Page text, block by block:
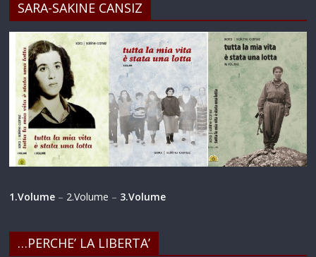
SARA-SAKINE CANSIZ
1.Volume – 2.Volume – 3.Volume
…PERCHE’ LA LIBERTA’